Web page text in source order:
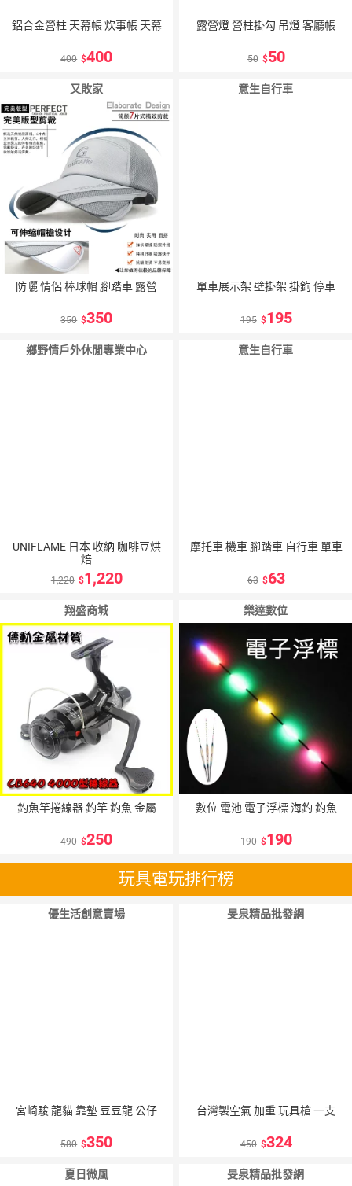
鋁合金營柱 天幕帳 炊事帳 天幕
400 400
露營燈 營柱掛勾 吊燈 客廳帳
50 50
又敗家
防曬 情侶 棒球帽 腳踏車 露營
350 350
意生自行車
單車展示架 壁掛架 掛鉤 停車
195 195
鄉野情戶外休閒專業中心
UNIFLAME 日本 收納 咖啡豆烘
焙
1,220 1,220
意生自行車
摩托車 機車 腳踏車 自行車 單車
63 63
翔盛商城
釣魚竿捲線器 釣竿 釣魚 金屬
490 250
樂達數位
數位 電池 電子浮標 海釣 釣魚
190 190
玩具電玩排行榜
優生活創意賣場
宮崎駿 龍貓 靠墊 豆豆龍 公仔
580 350
旻泉精品批發網
台灣製空氣 加重 玩具槍 一支
450 324
夏日微風 旻泉精品批發網